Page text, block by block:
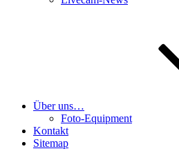
Über uns…
Foto-Equipment
Kontakt
Sitemap